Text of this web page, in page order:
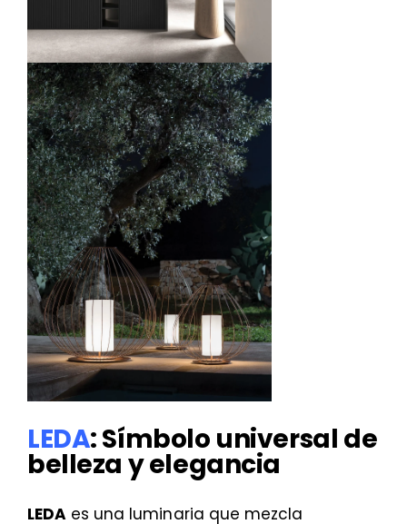
LEDA: Símbolo universal de
belleza y elegancia
LEDA es una luminaria que mezcla